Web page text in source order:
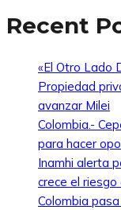
Recent
«El Otro Lado
Propiedad
avanzar Milei
Colombia.-
para hacer
Inamhi alerta
crece el
Colombia